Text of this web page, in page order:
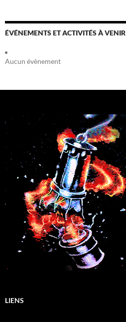
ÉVÉNEMENTS ET ACTIVITÉS À VENIR
Aucun évènement
LIENS